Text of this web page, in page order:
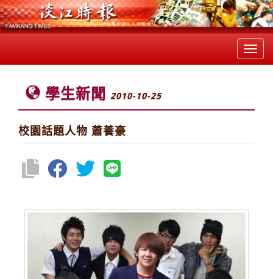
學生新聞 2010-10-25
校園話題人物 蕭養豪